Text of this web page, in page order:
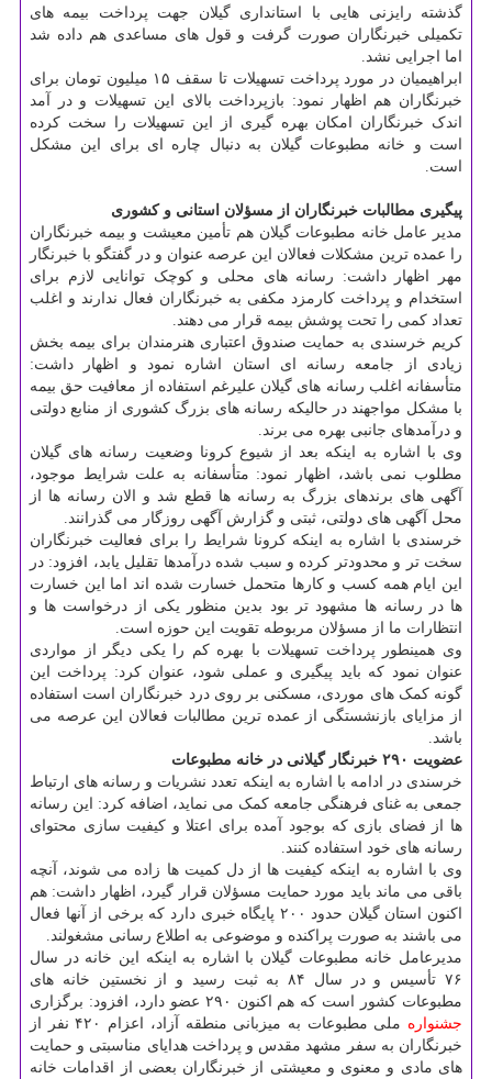
گذشته رایزنی هایی با استانداری گیلان جهت پرداخت بیمه های
تکمیلی خبرنگاران صورت گرفت و قول های مساعدی هم داده شد
اما اجرایی نشد.
ابراهیمیان در مورد پرداخت تسهیلات تا سقف ۱۵ میلیون تومان برای
خبرنگاران هم اظهار نمود: بازپرداخت بالای این تسهیلات و در آمد
اندک خبرنگاران امکان بهره گیری از این تسهیلات را سخت کرده
است و خانه مطبوعات گیلان به دنبال چاره ای برای این مشکل
است.
پیگیری مطالبات خبرنگاران از مسؤلان استانی و کشوری
مدیر عامل خانه مطبوعات گیلان هم تأمین معیشت و بیمه خبرنگاران
را عمده ترین مشکلات فعالان این عرصه عنوان و در گفتگو با خبرنگار
مهر اظهار داشت: رسانه های محلی و کوچک توانایی لازم برای
استخدام و پرداخت کارمزد مکفی به خبرنگاران فعال ندارند و اغلب
تعداد کمی را تحت پوشش بیمه قرار می دهند.
کریم خرسندی به حمایت صندوق اعتباری هنرمندان برای بیمه بخش
زیادی از جامعه رسانه ای استان اشاره نمود و اظهار داشت:
متأسفانه اغلب رسانه های گیلان علیرغم استفاده از معافیت حق بیمه
با مشکل مواجهند در حالیکه رسانه های بزرگ کشوری از منابع دولتی
و درآمدهای جانبی بهره می برند.
وی با اشاره به اینکه بعد از شیوع کرونا وضعیت رسانه های گیلان
مطلوب نمی باشد، اظهار نمود: متأسفانه به علت شرایط موجود،
آگهی های برندهای بزرگ به رسانه ها قطع شد و الان رسانه ها از
محل آگهی های دولتی، ثبتی و گزارش آگهی روزگار می گذرانند.
خرسندی با اشاره به اینکه کرونا شرایط را برای فعالیت خبرنگاران
سخت تر و محدودتر کرده و سبب شده درآمدها تقلیل یابد، افزود: در
این ایام همه کسب و کارها متحمل خسارت شده اند اما این خسارت
ها در رسانه ها مشهود تر بود بدین منظور یکی از درخواست ها و
انتظارات ما از مسؤلان مربوطه تقویت این حوزه است.
وی همینطور پرداخت تسهیلات با بهره کم را یکی دیگر از مواردی
عنوان نمود که باید پیگیری و عملی شود، عنوان کرد: پرداخت این
گونه کمک های موردی، مسکنی بر روی درد خبرنگاران است استفاده
از مزایای بازنشستگی از عمده ترین مطالبات فعالان این عرصه می
باشد.
عضویت ۲۹۰ خبرنگار گیلانی در خانه مطبوعات
خرسندی در ادامه با اشاره به اینکه تعدد نشریات و رسانه های ارتباط
جمعی به غنای فرهنگی جامعه کمک می نماید، اضافه کرد: این رسانه
ها از فضای بازی که بوجود آمده برای اعتلا و کیفیت سازی محتوای
رسانه های خود استفاده کنند.
وی با اشاره به اینکه کیفیت ها از دل کمیت ها زاده می شوند، آنچه
باقی می ماند باید مورد حمایت مسؤلان قرار گیرد، اظهار داشت: هم
اکنون استان گیلان حدود ۲۰۰ پایگاه خبری دارد که برخی از آنها فعال
می باشند به صورت پراکنده و موضوعی به اطلاع رسانی مشغولند.
مدیرعامل خانه مطبوعات گیلان با اشاره به اینکه این خانه در سال
۷۶ تأسیس و در سال ۸۴ به ثبت رسید و از نخستین خانه های
مطبوعات کشور است که هم اکنون ۲۹۰ عضو دارد، افزود: برگزاری
جشنواره
ملی مطبوعات به میزبانی منطقه آزاد، اعزام ۴۲۰ نفر از
خبرنگاران به سفر مشهد مقدس و پرداخت هدایای مناسبتی و حمایت
های مادی و معنوی و معیشتی از خبرنگاران بعضی از اقدامات خانه